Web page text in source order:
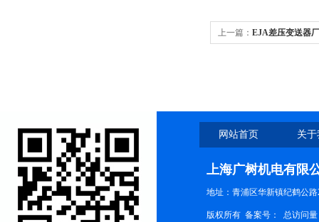
上一篇： EJA差压变送器
网站首页 关
上海广树机电有限
地址：青浦区华新镇纪鹤公路
版权所有 备案号： 总访问